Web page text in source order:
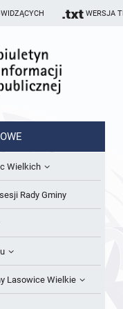
WERSJA
Wielkich
Radnych
i informacja o
Rady Gminy
Lasowice Wielkie